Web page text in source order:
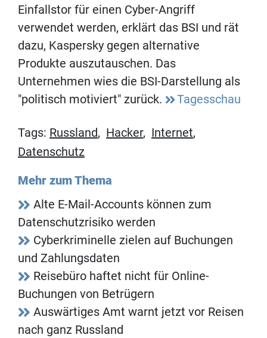
Einfallstor für einen Cyber-Angriff
verwendet werden, erklärt das BSI und rät
dazu, Kaspersky gegen alternative
Produkte auszutauschen. Das
Unternehmen wies die BSI-Darstellung als
"politisch motiviert" zurück.
Tagesschau
Tags: Russland, Hacker, Internet,
Datenschutz
Mehr zum Thema
Alte E-Mail-Accounts können zum
Datenschutzrisiko werden
Cyberkriminelle zielen auf Buchungen
und Zahlungsdaten
Reisebüro haftet nicht für Online-
Buchungen von Betrügern
Auswärtiges Amt warnt jetzt vor Reisen
nach ganz Russland